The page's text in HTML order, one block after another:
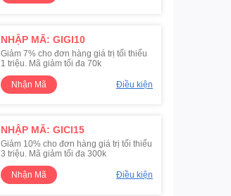
NHẬP MÃ: GIGI10
Giảm 7% cho đơn hàng giá trị tối thiểu
1 triệu. Mã giảm tối đa 70k
Nhận Mã
Điều kiện
NHẬP MÃ: GICI15
Giảm 10% cho đơn hàng giá trị tối thiểu
3 triệu. Mã giảm tối đa 300k
Nhận Mã
Điều kiện